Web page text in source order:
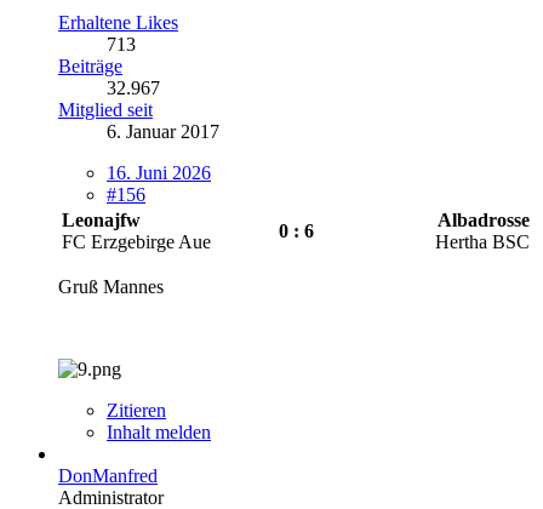
Erhaltene Likes
713
Beiträge
32.967
Mitglied seit
6. Januar 2017
16. Juni 2026
#156
Leonajfw
FC Erzgebirge Aue
0 : 6
Albadrosse
Hertha BSC
Gruß Mannes
Zitieren
Inhalt melden
DonManfred
Administrator